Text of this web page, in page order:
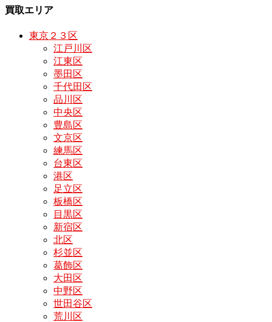
買取エリア
東京２３区
江戸川区
江東区
墨田区
千代田区
品川区
中央区
豊島区
文京区
練馬区
台東区
港区
足立区
板橋区
目黒区
新宿区
北区
杉並区
葛飾区
大田区
中野区
世田谷区
荒川区